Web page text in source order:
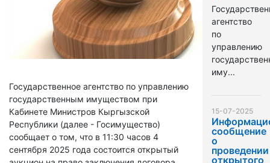
Государственное агентство по управлению
государственным имуществом при
Кабинете Министров Кыргызской
Республики (далее - Госимущество)
сообщает о том, что в 11:30 часов 4
сентября 2025 года состоится открытый
агентство
по
управлению
иму...
15-07-2025
сообщение
о
проведении
открытого